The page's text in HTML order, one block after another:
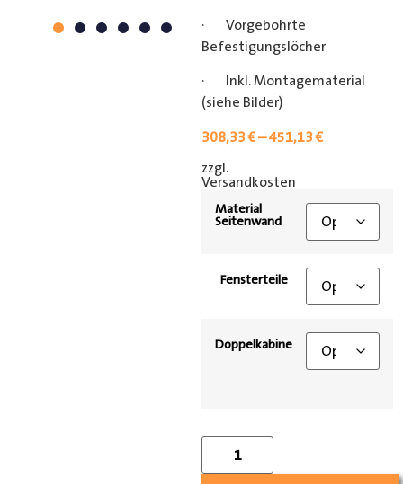
· Vorgebohrte
Befestigungslöcher
· Inkl. Montagematerial
(siehe Bilder)
308,33€–451,13€
zzgl.
Versandkosten
Material
Seitenwand
Fensterteile
Doppelkabine